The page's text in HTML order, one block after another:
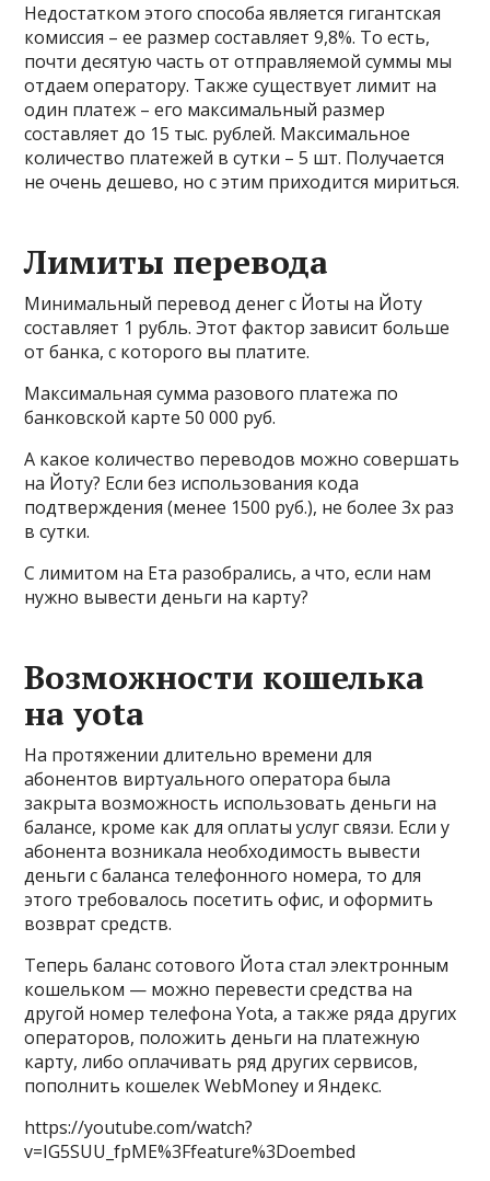
Недостатком этого способа является гигантская
комиссия – ее размер составляет 9,8%. То есть,
почти десятую часть от отправляемой суммы мы
отдаем оператору. Также существует лимит на
один платеж – его максимальный размер
составляет до 15 тыс. рублей. Максимальное
количество платежей в сутки – 5 шт. Получается
не очень дешево, но с этим приходится мириться.
Лимиты перевода
Минимальный перевод денег с Йоты на Йоту
составляет 1 рубль. Этот фактор зависит больше
от банка, с которого вы платите.
Максимальная сумма разового платежа по
банковской карте 50 000 руб.
А какое количество переводов можно совершать
на Йоту? Если без использования кода
подтверждения (менее 1500 руб.), не более 3х раз
в сутки.
С лимитом на Ета разобрались, а что, если нам
нужно вывести деньги на карту?
Возможности кошелька
на yota
На протяжении длительно времени для
абонентов виртуального оператора была
закрыта возможность использовать деньги на
балансе, кроме как для оплаты услуг связи. Если у
абонента возникала необходимость вывести
деньги с баланса телефонного номера, то для
этого требовалось посетить офис, и оформить
возврат средств.
Теперь баланс сотового Йота стал электронным
кошельком — можно перевести средства на
другой номер телефона Yota, а также ряда других
операторов, положить деньги на платежную
карту, либо оплачивать ряд других сервисов,
пополнить кошелек WebMoney и Яндекс.
https://youtube.com/watch?
v=IG5SUU_fpME%3Ffeature%3Doembed